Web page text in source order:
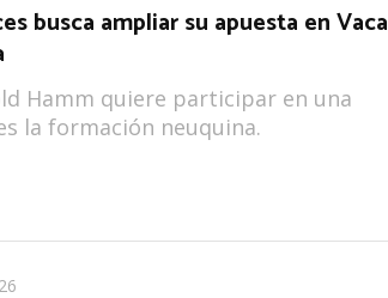
busca ampliar su apuesta en Vaca
Hamm quiere participar en una
la formación neuquina.